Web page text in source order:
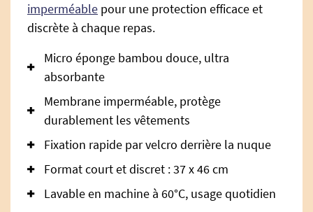
imperméable pour une protection efficace et
discrète à chaque repas.
Micro éponge bambou douce, ultra
absorbante
Membrane imperméable, protège
durablement les vêtements
Fixation rapide par velcro derrière la nuque
Format court et discret : 37 x 46 cm
Lavable en machine à 60°C, usage quotidien